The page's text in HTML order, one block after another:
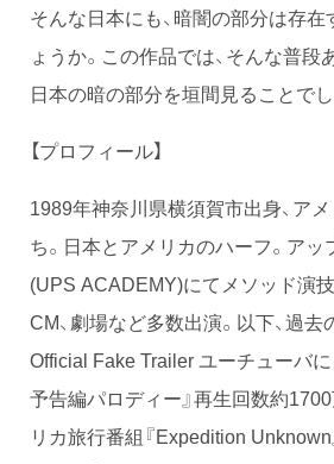
そんな日本にも、暗闇の部分は存
ょうか。この作品では、そんな普
日本の暗の部分を垣間見ることでし
【プロフィール】
1989年神奈川県横須賀市出身、ア
ち。日本とアメリカのハーフ。ア
(UPS ACADEMY)にてメソッド演技
CM、劇場など多数出演。以下、過
Official Fake Trailer ユーチューバ
予告編パロディー』再生回数約
リカ旅行番組『Expedition Unknown